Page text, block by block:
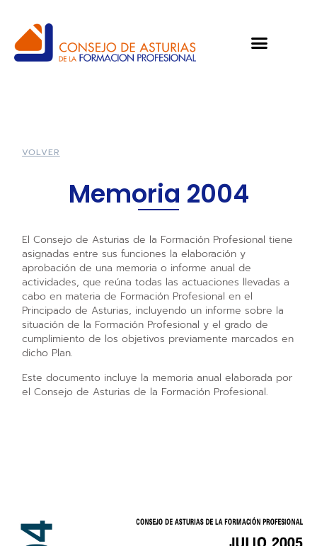
VOLVER
Memoria 2004
El Consejo de Asturias de la Formación Profesional tiene
asignadas entre sus funciones la elaboración y
aprobación de una memoria o informe anual de
actividades, que reúna todas las actuaciones llevadas a
cabo en materia de Formación Profesional en el
Principado de Asturias, incluyendo un informe sobre la
situación de la Formación Profesional y el grado de
cumplimiento de los objetivos previamente marcados en
dicho Plan.
Este documento incluye la memoria anual elaborada por
el Consejo de Asturias de la Formación Profesional.